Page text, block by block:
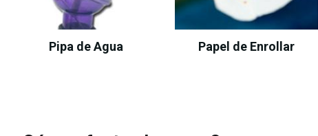
Pipa de Agua Papel de Enrollar